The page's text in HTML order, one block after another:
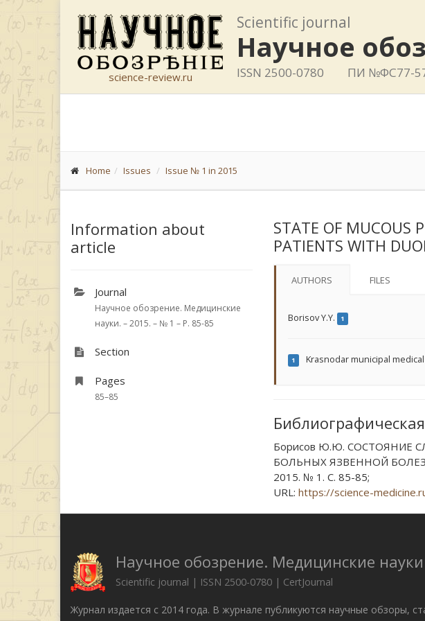
science-review.ru
Scientific journal
Научное
ISSN 2500-0780 ПИ №ФС77-
Home Issues Issue № 1 in 2015
Information about
article
Journal
Научное обозрение. Медицинские
науки. – 2015. – № 1 – P. 85-85
Section
Pages
85–85
STATE OF MUCOUS
PATIENTS WITH
AUTHORS FILES
Borisov Y.Y. 1
1 Krasnodar municipal
Борисов Ю.Ю. СОСТОЯНИЕ
БОЛЬНЫХ ЯЗВЕННОЙ
2015. № 1. С. 85-85;
URL: https://science-
Научное обозрение. Медицинские науки
Scientific journal | ISSN 2500-0780 | CertJournal
Журнал издается с 2014 года. В журнале публикуются научные обзоры,